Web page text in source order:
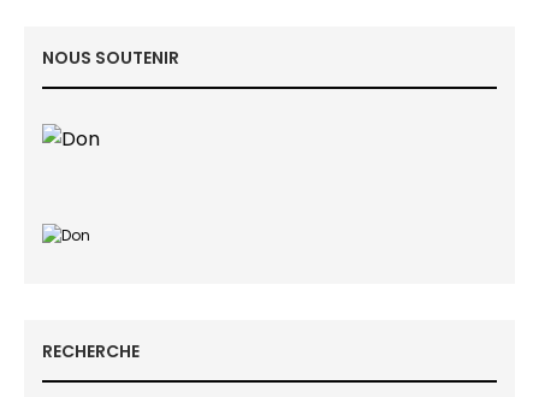
NOUS SOUTENIR
RECHERCHE